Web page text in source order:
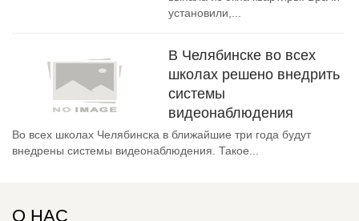
установили,...
В Челябинске во всех
школах решено внедрить
системы
видеонаблюдения
Во всех школах Челябинска в ближайшие три года будут
внедрены системы видеонаблюдения. Такое...
О НАС